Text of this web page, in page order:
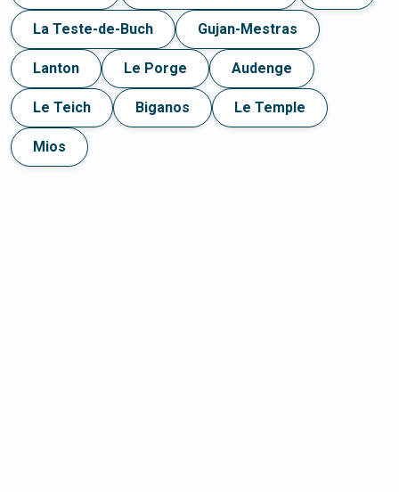
La Teste-de-Buch Gujan-Mestras
Lanton Le Porge Audenge
Le Teich Biganos Le Temple
Mios